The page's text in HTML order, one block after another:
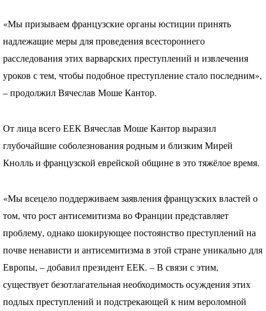
«Мы призываем французские органы юстиции принять
надлежащие меры для проведения всестороннего
расследования этих варварских преступлений и извлечения
уроков с тем, чтобы подобное преступление стало последним»,
– продолжил Вячеслав Моше Кантор.
От лица всегоЕЕКВячеслав Моше Кантор выразил
глубочайшие соболезнования родным и близким Мирей
Кнолль и французской еврейской общине в это тяжёлое время.
«Мы всецело поддерживаем заявления французских властей о
том, что рост антисемитизма во Франции представляет
проблему, однако шокирующее постоянство преступлений на
почве ненависти и антисемитизма в этой стране уникально для
Европы, – добавил президентЕЕК. – В связи с этим,
существует безотлагательная необходимость осуждения этих
подлых преступлений и подстрекающей к ним вероломной